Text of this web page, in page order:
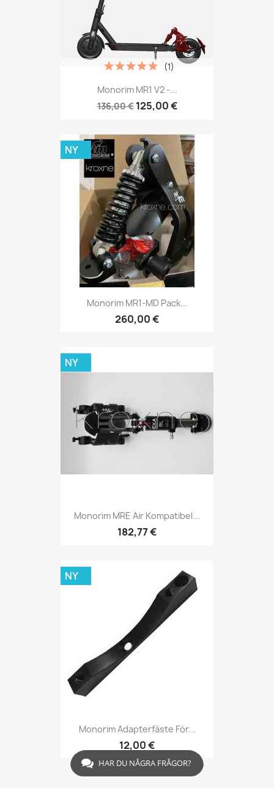
Monorim MR1 V2 -...
136,00 € 125,00 €
(1)
Monorim MR1-MD Pack...
260,00 €
NY
Monorim MRE Air Kompatibel...
182,77 €
NY
Monorim Adapterfäste För...
12,00 €
NY
HAR DU NÅGRA FRÅGOR?